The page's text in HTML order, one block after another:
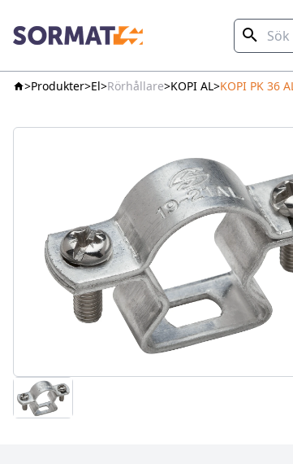
Produkter El Rörhållare KOPI AL KOPI PK 36